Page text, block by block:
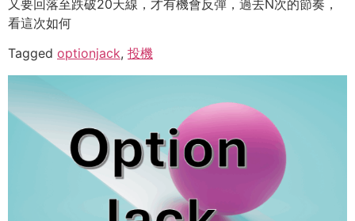
又要回落至跌破20天線，才有機會反彈，過去N次的節奏，
看這次如何
Tagged optionjack, 投機